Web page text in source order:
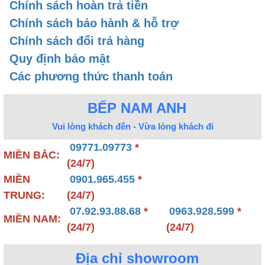
Bếp từ đôi
5. Bếp từ ba
dáng phổ thông là hình vuông và hình chữ nhật.
Mẫu bếp từ hình vuông thiết kế 2 vùng nấu song
song và 1 vùng nấu độc lập nên thích hợp lắp đặt
với những không gian bàn bếp đảo đặt giữa nhà.
Với mẫu bếp từ 3 vùng nấu hình chữ nhật được
Chính sách hoàn trả tiền
Chính sách bảo hành & hỗ trợ
Chính sách đổi trả hàng
Quy định bảo mật
Các phương thức thanh toán
BẾP NAM ANH
Vui lòng khách đến - Vừa lòng khách đi
MIỀN BẮC:
09771.09773 *
(24/7)
MIỀN
TRUNG:
0901.965.455 *
(24/7)
MIỀN NAM:
07.92.93.88.68 *
(24/7)
0963.928.599 *
(24/7)
Địa chỉ showroom